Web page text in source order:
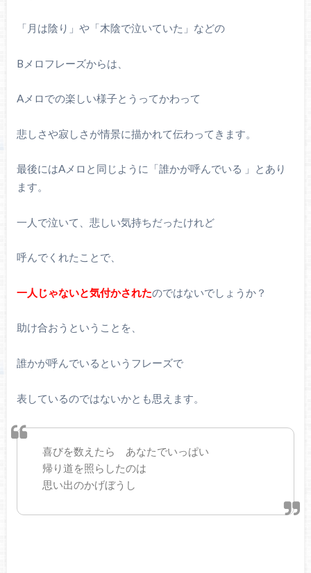
「月は陰り」や「木陰で泣いていた」などの
Bメロフレーズからは、
Aメロでの楽しい様子とうってかわって
悲しさや寂しさが情景に描かれて伝わってきます。
最後にはAメロと同じように「誰かが呼んでいる 」とあり
ます。
一人で泣いて、悲しい気持ちだったけれど
呼んでくれたことで、
一人じゃないと気付かされたのではないでしょうか？
助け合おうということを、
誰かが呼んでいるというフレーズで
表しているのではないかとも思えます。
喜びを数えたら あなたでいっぱい
帰り道を照らしたのは
思い出のかげぼうし